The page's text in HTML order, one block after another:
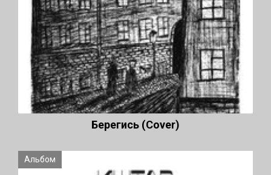
Берегись (Cover)
Альбом